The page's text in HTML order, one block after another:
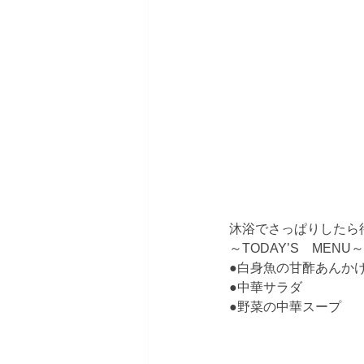
沐浴でさっぱりしたら
～TODAY’S　MENU～
●白身魚の甘酢あんか
●中華サラダ
●野菜の中華スープ